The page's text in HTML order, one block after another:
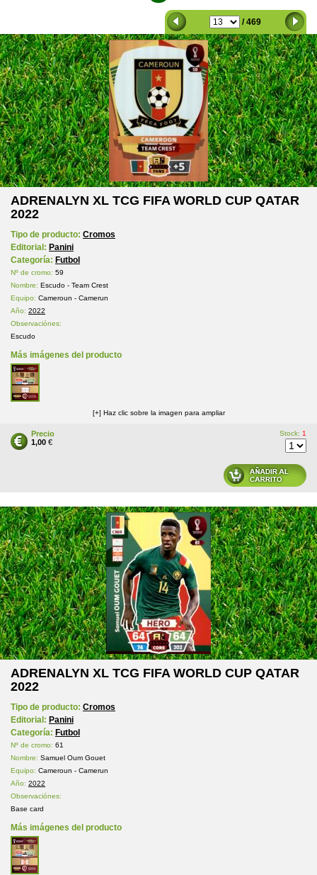
/ 469
ADRENALYN XL TCG FIFA WORLD CUP QATAR
2022
Tipo de producto: Cromos
Editorial: Panini
Categoría: Futbol
Nº de cromo: 59
Nombre: Escudo - Team Crest
Equipo: Cameroun - Camerun
Año: 2022
Observaciónes:
Escudo
Más imágenes del producto
[+] Haz clic sobre la imagen para ampliar
Precio
1,00 €
Stock: 1
ADRENALYN XL TCG FIFA WORLD CUP QATAR
2022
Tipo de producto: Cromos
Editorial: Panini
Categoría: Futbol
Nº de cromo: 61
Nombre: Samuel Oum Gouet
Equipo: Cameroun - Camerun
Año: 2022
Observaciónes:
Base card
Más imágenes del producto